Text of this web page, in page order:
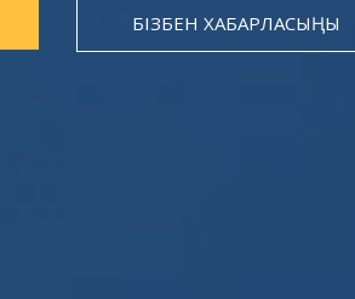
БІЗБЕН ХАБАРЛАСЫҢЫ